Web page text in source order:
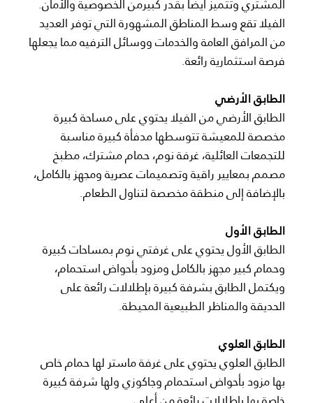
الفيلا تقع وسط المناطق المشهورة التي توفر العديد
من المرافق العامة والخدمات ووسائل الترفيه مما يجعلها
فرصة استثمارية رائعة.
الطابق الأرضي
الطابق الأرضي من الفيلا يحتوي على مساحة كبيرة
مخصصة للمعيشة تتوسطها مدفأة كبيرة مناسبة
للتجمعات العائلية، غرفة نوم، حمام مشترك، مطبخ
مصمم بمعايير راقية وتصميمات عصرية ومجهز بالكامل،
بالإضافة إلى منطقة مخصصة لتناول الطعام.
الطابق الأول
الطابق الأول يحتوي على غرفتي نوم بمساحات كبيرة
وحمام كبير مجهز بالكامل ومزود بأحواض استحمام،
ويكتمل الطابق بشرفة كبيرة بإطلالات رائعة على
الحديقة والمناظر الطبيعية المحيطة.
الطابق العلوي
الطابق العلوي يحتوي على غرفة ماستر لها حمام خاص
بها مزود بأحواض استحمام وجاكوزي ولها شرفة كبيرة